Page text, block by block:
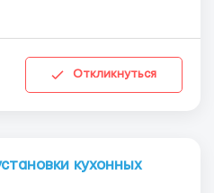
Откликнуться
кухонных